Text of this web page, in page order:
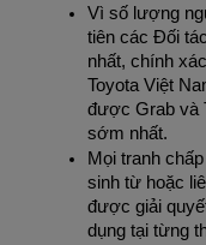
Vì số lượng
tiên các Đối
nhất, chính
Toyota Việt
được Grab và
sớm nhất.
Mọi tranh
sinh từ hoặc
được giải
dụng tại từng